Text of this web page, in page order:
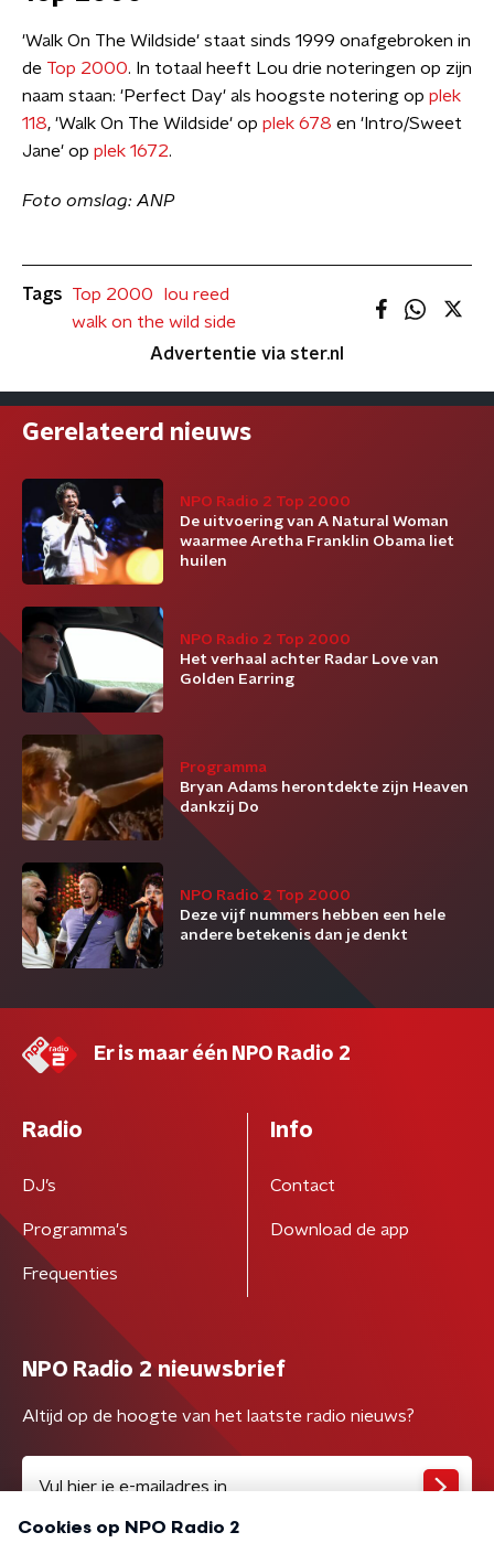
'Walk On The Wildside' staat sinds 1999 onafgebroken in
de Top 2000. In totaal heeft Lou drie noteringen op zijn
naam staan: 'Perfect Day' als hoogste notering op plek
118, 'Walk On The Wildside' op plek 678 en 'Intro/Sweet
Jane' op plek 1672.
Foto omslag: ANP
Tags Top 2000
lou reed
walk on the wild side
Advertentie via ster.nl
Gerelateerd nieuws
NPO Radio 2 Top 2000
De uitvoering van A Natural Woman
waarmee Aretha Franklin Obama liet
huilen
NPO Radio 2 Top 2000
Het verhaal achter Radar Love van
Golden Earring
Programma
Bryan Adams herontdekte zijn Heaven
dankzij Do
NPO Radio 2 Top 2000
Deze vijf nummers hebben een hele
andere betekenis dan je denkt
Er is maar één NPO Radio 2
Radio
DJ’s
Programma's
Frequenties
Info
Contact
Download de app
NPO Radio 2 nieuwsbrief
Altijd op de hoogte van het laatste radio nieuws?